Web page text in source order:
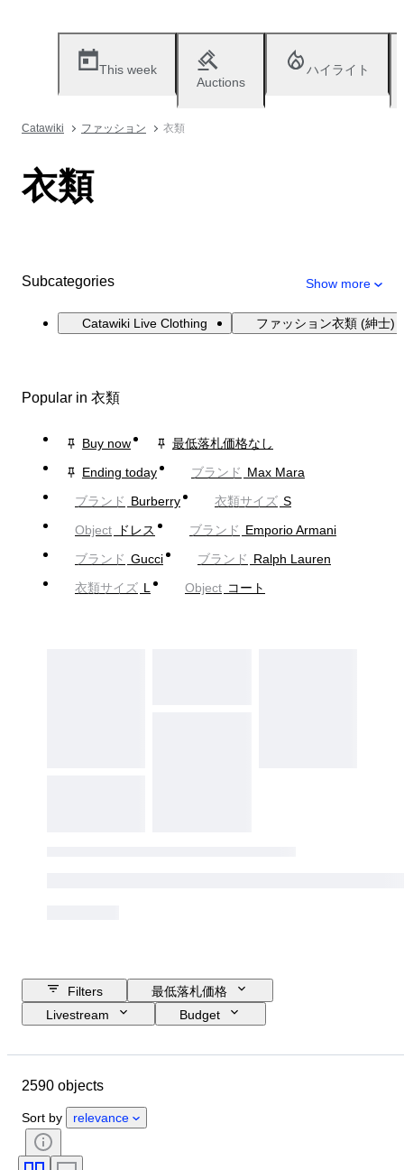
This week
Auctions
ハイライト
Catawiki ファッション 衣類
衣類
Subcategories Show more
Catawiki Live Clothing ファッション衣類 (紳士)
Popular in 衣類
Buy now
最低落札価格なし
Ending today
ブランド Max Mara
ブランド Burberry 衣類サイズ S
Object
ドレス ブランド Emporio Armani
ブランド Gucci ブランド Ralph Lauren
衣類サイズ L Object コート
Filters
最低落札価格
Livestream
Budget
Country of origin
コンディション
スタイル
衣類サイズ
2590 objects
Sort by relevance